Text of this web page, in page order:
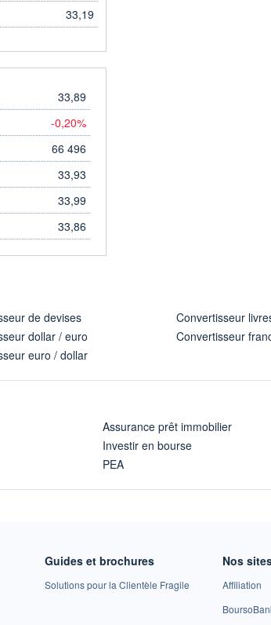
33,19
33,89
-0,20%
66 496
33,93
33,99
33,86
de devises
dollar / euro
euro / dollar
Convertisseur
Convertisseur
Assurance prêt immobilier
Investir en bourse
PEA
Guides et brochures
Solutions pour la Clientèle Fragile
Nos
Affiliation